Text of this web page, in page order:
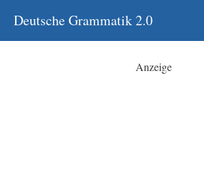
Inhalt
springen
Deutsche Grammatik 2.0
Anzeige